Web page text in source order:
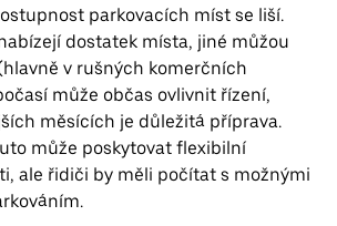
parkovacích míst se liší.
dostatek místa, jiné můžou
v rušných komerčních
může občas ovlivnit řízení,
měsících je důležitá příprava.
může poskytovat flexibilní
ale řidiči by měli počítat s možnými